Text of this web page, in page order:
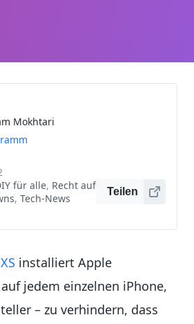
Mokhtari
für alle, Recht auf
, Tech-News
Teilen
installiert Apple
jedem einzelnen iPhone,
– zu verhindern, dass